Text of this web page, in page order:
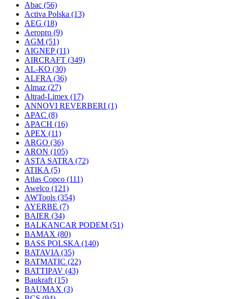
Abac (56)
Activa Polska (13)
AEG (18)
Aeropro (9)
AGM (51)
AIGNEP(11)
AIRCRAFT (349)
AL-KO (30)
ALFRA (36)
Almaz (27)
Altrad-Limex (17)
ANNOVI REVERBERI (1)
APAC (8)
APACH (16)
APEX (11)
ARGO (36)
ARON (105)
ASTA SATRA (72)
ATIKA (5)
Atlas Copco (111)
Awelco (121)
AWTools (354)
AYERBE (7)
BAIER (34)
BALKANCAR PODEM (51)
BAMAX (80)
BASS POLSKA (140)
BATAVIA (35)
BATMATIC (22)
BATTIPAV (43)
Baukraft (15)
BAUMAX (3)